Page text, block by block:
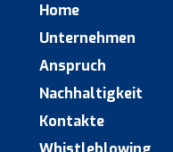
Home
Unternehmen
Anspruch
Nachhaltigkeit
Kontakte